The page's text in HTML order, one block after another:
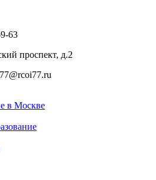
63
проспект, д.2
в Москве